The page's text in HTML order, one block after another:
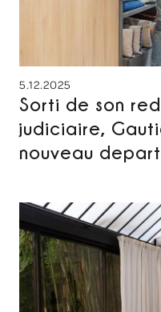
5.12.2025
Sorti de son
judiciaire,
nouveau depart